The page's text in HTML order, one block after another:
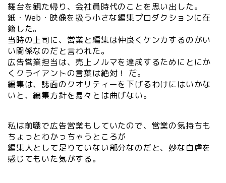
舞台を観た帰り、会社員時代のことを思い出した。
紙・Web・映像を扱う小さな編集プロダクションに在
籍した。
当時の上司に、営業と編集は仲良くケンカするのがい
い関係なのだと言われた。
広告営業担当は、売上ノルマを達成するためにとにか
くクライアントの言葉は絶対！ だ。
編集は、誌面のクオリティーを下げるわけにはいかな
いと、編集方針を易々とは曲げない。
私は前職で広告営業もしていたので、営業の気持ちも
ちょっとわかっちゃうところが
編集人として足りていない部分なのだと、妙な自虐を
感じてもいた気がする。